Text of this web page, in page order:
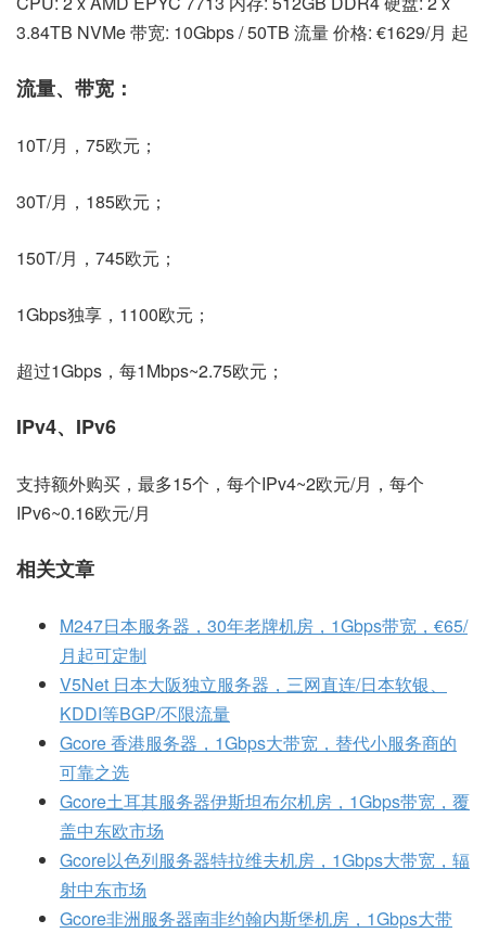
3.84TB NVMe 带宽: 10Gbps / 50TB 流量 价格: €1629/月 起
流量、带宽：
10T/月，75欧元；
30T/月，185欧元；
150T/月，745欧元；
1Gbps独享，1100欧元；
超过1Gbps，每1Mbps~2.75欧元；
IPv4、IPv6
支持额外购买，最多15个，每个IPv4~2欧元/月，每个
IPv6~0.16欧元/月
相关文章
M247日本服务器，30年老牌机房，1Gbps带宽，€65/
月起可定制
V5Net 日本大阪独立服务器，三网直连/日本软银、
KDDI等BGP/不限流量
Gcore 香港服务器，1Gbps大带宽，替代小服务商的
可靠之选
Gcore土耳其服务器伊斯坦布尔机房，1Gbps带宽，覆
盖中东欧市场
Gcore以色列服务器特拉维夫机房，1Gbps大带宽，辐
射中东市场
Gcore非洲服务器南非约翰内斯堡机房，1Gbps大带